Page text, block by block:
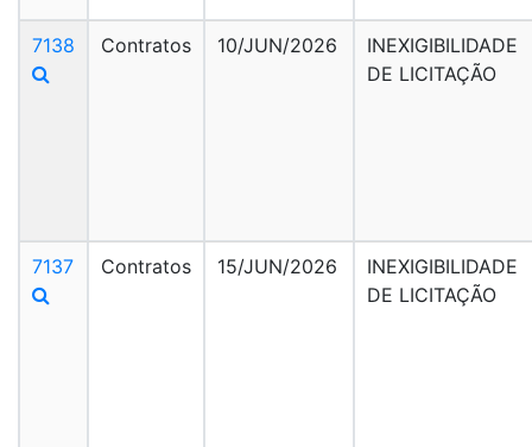
7138 Contratos 10/JUN/2026
INEXIGIBILIDADE
DE LICITAÇÃO
7137 Contratos 15/JUN/2026
INEXIGIBILIDADE
DE LICITAÇÃO